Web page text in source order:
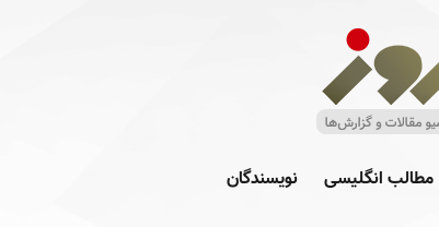
مطالب انگلیسی نویسندگان